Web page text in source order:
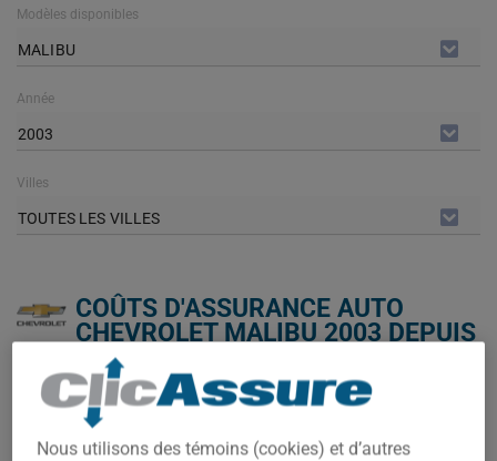
Modèles disponibles
MALIBU
Année
2003
Villes
TOUTES LES VILLES
COÛTS D'ASSURANCE AUTO
CHEVROLET MALIBU 2003 DEPUIS
Nous n'avons pas encore suffisamment de données
d'assurance auto pour ce véhicule.
Nous utilisons des témoins (cookies) et d’autres